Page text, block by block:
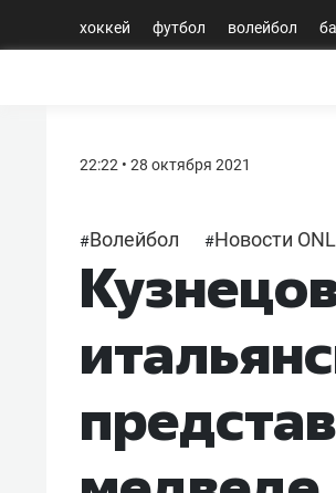
хоккей футбол волейбол
22:22 • 28 октября 2021
#Волейбол #Новости